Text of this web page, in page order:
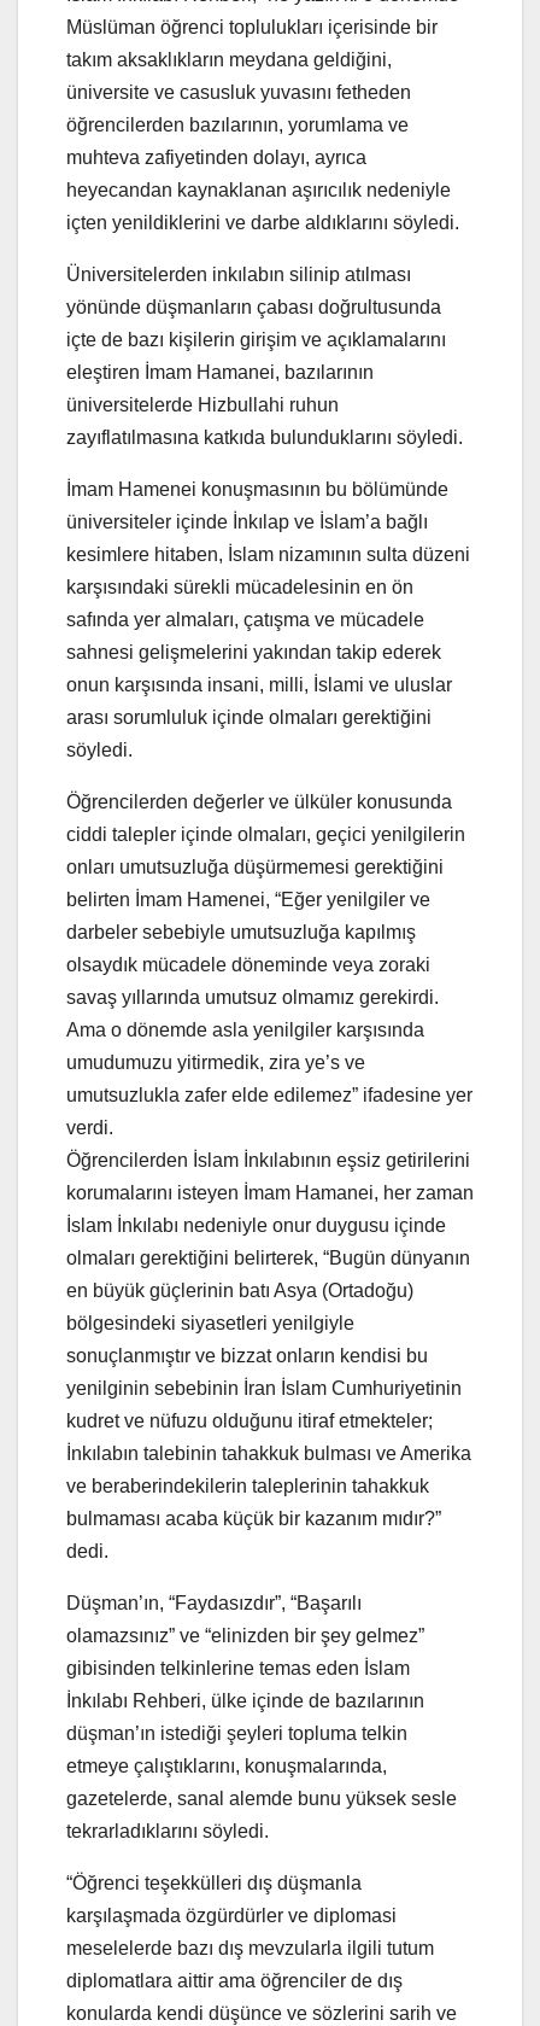
Müslüman öğrenci toplulukları içerisinde bir
takım aksaklıkların meydana geldiğini,
üniversite ve casusluk yuvasını fetheden
öğrencilerden bazılarının, yorumlama ve
muhteva zafiyetinden dolayı, ayrıca
heyecandan kaynaklanan aşırıcılık nedeniyle
içten yenildiklerini ve darbe aldıklarını söyledi.
Üniversitelerden inkılabın silinip atılması
yönünde düşmanların çabası doğrultusunda
içte de bazı kişilerin girişim ve açıklamalarını
eleştiren İmam Hamanei, bazılarının
üniversitelerde Hizbullahi ruhun
zayıflatılmasına katkıda bulunduklarını söyledi.
İmam Hamenei konuşmasının bu bölümünde
üniversiteler içinde İnkılap ve İslam’a bağlı
kesimlere hitaben, İslam nizamının sulta düzeni
karşısındaki sürekli mücadelesinin en ön
safında yer almaları, çatışma ve mücadele
sahnesi gelişmelerini yakından takip ederek
onun karşısında insani, milli, İslami ve uluslar
arası sorumluluk içinde olmaları gerektiğini
söyledi.
Öğrencilerden değerler ve ülküler konusunda
ciddi talepler içinde olmaları, geçici yenilgilerin
onları umutsuzluğa düşürmemesi gerektiğini
belirten İmam Hamenei, “Eğer yenilgiler ve
darbeler sebebiyle umutsuzluğa kapılmış
olsaydık mücadele döneminde veya zoraki
savaş yıllarında umutsuz olmamız gerekirdi.
Ama o dönemde asla yenilgiler karşısında
umudumuzu yitirmedik, zira ye’s ve
umutsuzlukla zafer elde edilemez” ifadesine yer
verdi.
Öğrencilerden İslam İnkılabının eşsiz getirilerini
korumalarını isteyen İmam Hamanei, her zaman
İslam İnkılabı nedeniyle onur duygusu içinde
olmaları gerektiğini belirterek, “Bugün dünyanın
en büyük güçlerinin batı Asya (Ortadoğu)
bölgesindeki siyasetleri yenilgiyle
sonuçlanmıştır ve bizzat onların kendisi bu
yenilginin sebebinin İran İslam Cumhuriyetinin
kudret ve nüfuzu olduğunu itiraf etmekteler;
İnkılabın talebinin tahakkuk bulması ve Amerika
ve beraberindekilerin taleplerinin tahakkuk
bulmaması acaba küçük bir kazanım mıdır?”
dedi.
Düşman’ın, “Faydasızdır”, “Başarılı
olamazsınız” ve “elinizden bir şey gelmez”
gibisinden telkinlerine temas eden İslam
İnkılabı Rehberi, ülke içinde de bazılarının
düşman’ın istediği şeyleri topluma telkin
etmeye çalıştıklarını, konuşmalarında,
gazetelerde, sanal alemde bunu yüksek sesle
tekrarladıklarını söyledi.
“Öğrenci teşekkülleri dış düşmanla
karşılaşmada özgürdürler ve diplomasi
meselelerde bazı dış mevzularla ilgili tutum
diplomatlara aittir ama öğrenciler de dış
konularda kendi düşünce ve sözlerini sarih ve